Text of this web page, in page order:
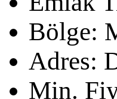
Bölge:
Adres:
Min.